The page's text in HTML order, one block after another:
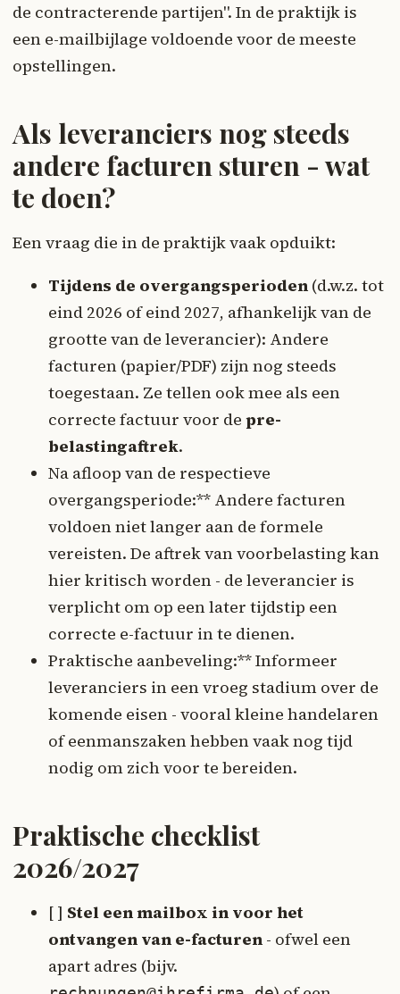
de contracterende partijen". In de praktijk is
een e-mailbijlage voldoende voor de meeste
opstellingen.
Als leveranciers nog steeds
andere facturen sturen - wat
te doen?
Een vraag die in de praktijk vaak opduikt:
Tijdens de overgangsperioden (d.w.z. tot
eind 2026 of eind 2027, afhankelijk van de
grootte van de leverancier): Andere
facturen (papier/PDF) zijn nog steeds
toegestaan. Ze tellen ook mee als een
correcte factuur voor de pre-
belastingaftrek.
Na afloop van de respectieve
overgangsperiode:** Andere facturen
voldoen niet langer aan de formele
vereisten. De aftrek van voorbelasting kan
hier kritisch worden - de leverancier is
verplicht om op een later tijdstip een
correcte e-factuur in te dienen.
Praktische aanbeveling:** Informeer
leveranciers in een vroeg stadium over de
komende eisen - vooral kleine handelaren
of eenmanszaken hebben vaak nog tijd
nodig om zich voor te bereiden.
Praktische checklist
2026/2027
[ ] Stel een mailbox in voor het
ontvangen van e-facturen - ofwel een
apart adres (bijv.